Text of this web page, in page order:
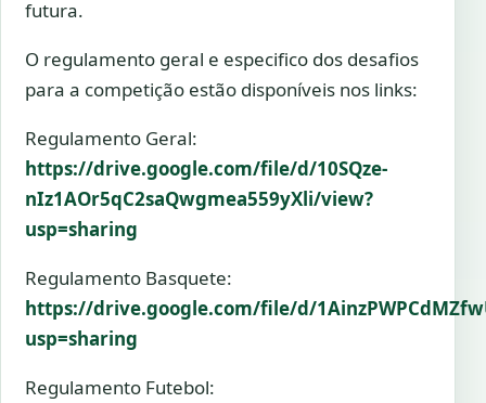
futura.
O regulamento geral e especifico dos desafios
para a competição estão disponíveis nos links:
Regulamento Geral:
https://drive.google.com/file/d/10SQze-
nIz1AOr5qC2saQwgmea559yXli/view?
usp=sharing
Regulamento Basquete:
https://drive.google.com/file/d/
usp=sharing
Regulamento Futebol: